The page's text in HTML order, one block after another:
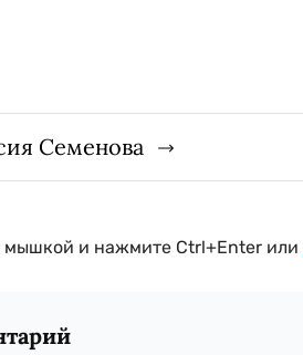
Семенова
мышкой и нажмите Ctrl+Enter или